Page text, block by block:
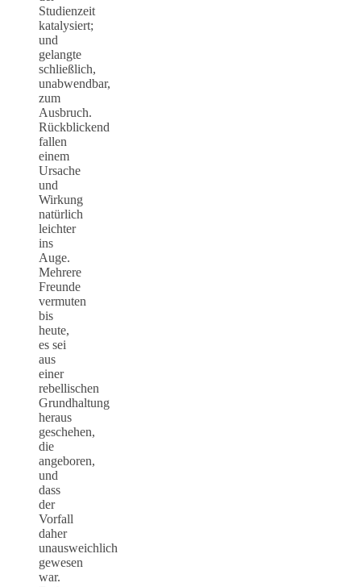
Studienzeit
katalysiert;
und
gelangte
schließlich,
unabwendbar,
zum
Ausbruch.
Rückblickend
fallen
einem
Ursache
und
Wirkung
natürlich
leichter
ins
Auge.
Mehrere
Freunde
vermuten
bis
heute,
es sei
aus
einer
rebellischen
Grundhaltung
heraus
geschehen,
die
angeboren,
und
dass
der
Vorfall
daher
unausweichlich
gewesen
war.